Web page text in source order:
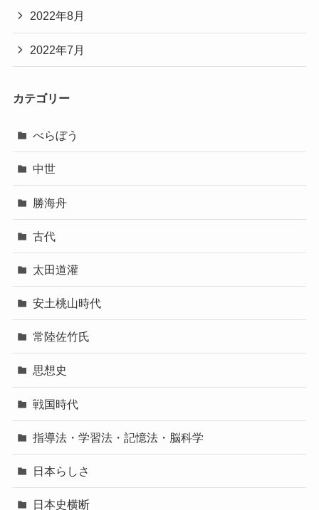
2022年8月
2022年7月
カテゴリー
べらぼう
中世
勝海舟
古代
太田道灌
安土桃山時代
常陸佐竹氏
思想史
戦国時代
指導法・学習法・記憶法・脳科学
日本らしさ
日本史横断